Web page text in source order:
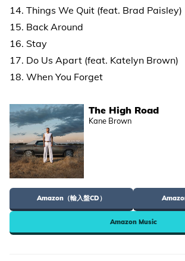
14. Things We Quit (feat. Brad Paisley)
15. Back Around
16. Stay
17. Do Us Apart (feat. Katelyn Brown)
18. When You Forget
The High Road
Kane Brown
Amazon（輸入盤CD）
Amazon Music